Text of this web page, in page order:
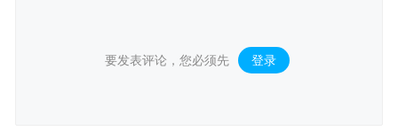
要发表评论，您必须先 登录 。